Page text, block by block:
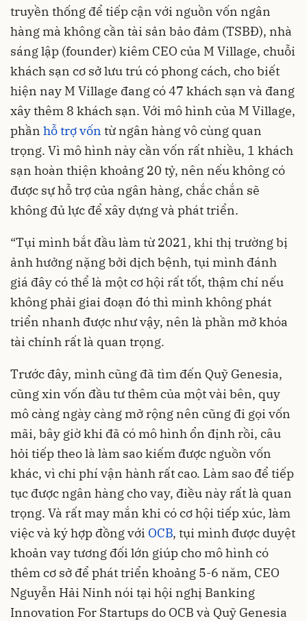
truyền thống để tiếp cận với nguồn vốn ngân
hàng mà không cần tài sản bảo đảm (TSBĐ), nhà
sáng lập (founder) kiêm CEO của M Village, chuỗi
khách sạn cơ sở lưu trú có phong cách, cho biết
hiện nay M Village đang có 47 khách sạn và đang
xây thêm 8 khách sạn. Với mô hình của M Village,
phần hỗ trợ vốn từ ngân hàng vô cùng quan
trọng. Vì mô hình này cần vốn rất nhiều, 1 khách
sạn hoàn thiện khoảng 20 tỷ, nên nếu không có
được sự hỗ trợ của ngân hàng, chắc chắn sẽ
không đủ lực để xây dựng và phát triển.
“Tụi mình bắt đầu làm từ 2021, khi thị trường bị
ảnh hưởng nặng bởi dịch bệnh, tụi mình đánh
giá đây có thể là một cơ hội rất tốt, thậm chí nếu
không phải giai đoạn đó thì mình không phát
triển nhanh được như vậy, nên là phần mở khóa
tài chính rất là quan trọng.
Trước đây, mình cũng đã tìm đến Quỹ Genesia,
cũng xin vốn đầu tư thêm của một vài bên, quy
mô càng ngày càng mở rộng nên cũng đi gọi vốn
mãi, bây giờ khi đã có mô hình ổn định rồi, câu
hỏi tiếp theo là làm sao kiếm được nguồn vốn
khác, vì chi phí vận hành rất cao. Làm sao để tiếp
tục được ngân hàng cho vay, điều này rất là quan
trọng. Và rất may mắn khi có cơ hội tiếp xúc, làm
việc và ký hợp đồng với OCB, tụi mình được duyệt
khoản vay tương đối lớn giúp cho mô hình có
thêm cơ sở để phát triển khoảng 5-6 năm, CEO
Nguyễn Hải Ninh nói tại hội nghị Banking
Innovation For Startups do OCB và Quỹ Genesia